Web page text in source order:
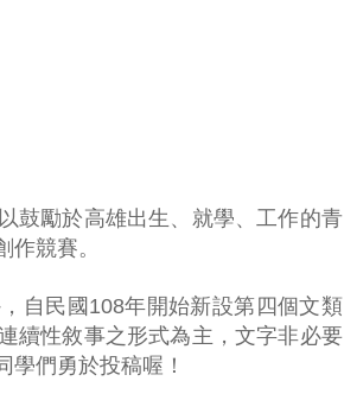
鼓勵於高雄出生、就學、工作的青
競賽。
自民國108年開始新設第四個文類
續性敘事之形式為主，文字非必要
學們勇於投稿喔！